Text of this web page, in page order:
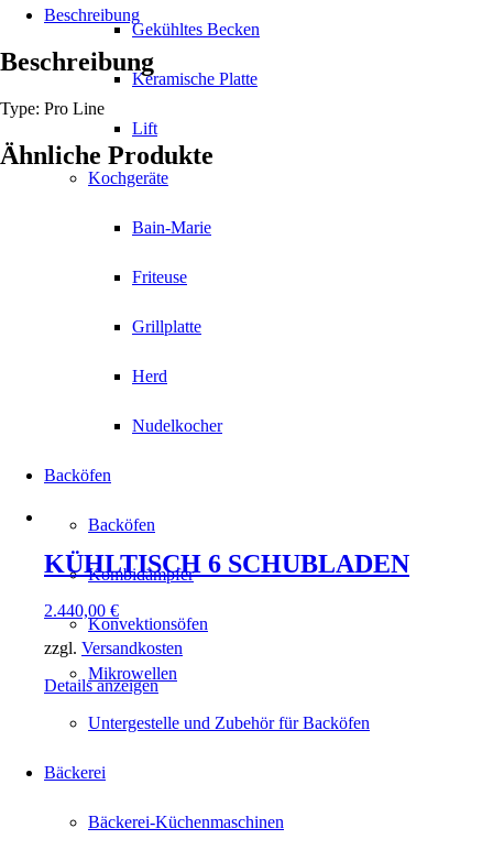
Gekühltes Becken
Keramische Platte
Lift
Kochgeräte
Bain-Marie
Friteuse
Grillplatte
Herd
Nudelkocher
Backöfen
Backöfen
Kombidämpfer
Konvektionsöfen
Mikrowellen
Untergestelle und Zubehör für Backöfen
Bäckerei
Bäckerei-Küchenmaschinen
R134A.Beschreibung
Beschreibung
Type: Pro Line
Ähnliche Produkte
KÜHLTISCH 6 SCHUBLADEN
2.440,00 €
zzgl. Versandkosten
Details anzeigen